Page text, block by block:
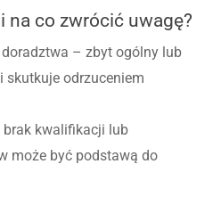
na co zwrócić uwagę?
doradztwa – zbyt ogólny lub
skutkuje odrzuceniem
brak kwalifikacji lub
może być podstawą do